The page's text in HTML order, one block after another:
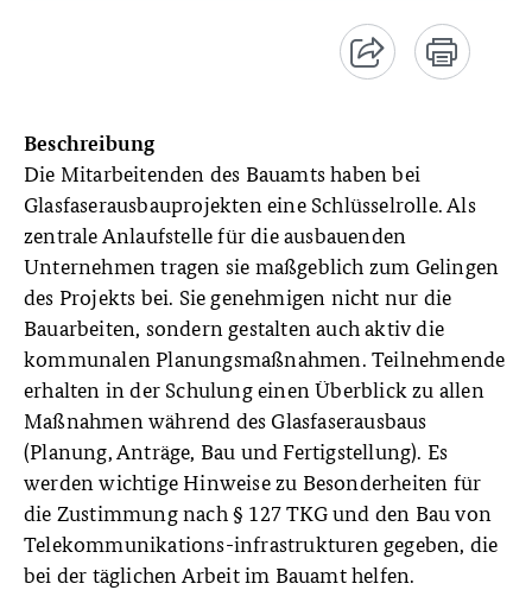
Beschreibung
Die Mitarbeitenden des Bauamts haben bei
Glasfaserausbauprojekten eine Schlüsselrolle. Als
zentrale Anlaufstelle für die ausbauenden
Unternehmen tragen sie maßgeblich zum Gelingen
des Projekts bei. Sie genehmigen nicht nur die
Bauarbeiten, sondern gestalten auch aktiv die
kommunalen Planungsmaßnahmen. Teilnehmende
erhalten in der Schulung einen Überblick zu allen
Maßnahmen während des Glasfaserausbaus
(Planung, Anträge, Bau und Fertigstellung). Es
werden wichtige Hinweise zu Besonderheiten für
die Zustimmung nach § 127 TKG und den Bau von
Telekommunikations-infrastrukturen gegeben, die
bei der täglichen Arbeit im Bauamt helfen.